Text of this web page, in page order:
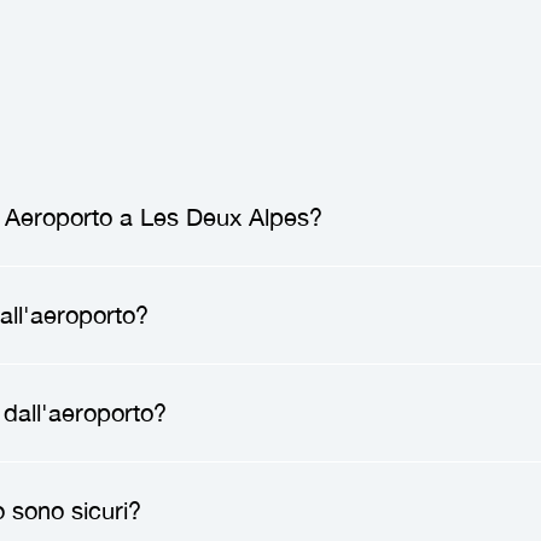
a Les Deux Alpes?
I prezzi possono variare in base a fattori
Dopo averti salutato, ti aiuterà con i
le incertezze dei trasporti pubblici e
sono sicuri?